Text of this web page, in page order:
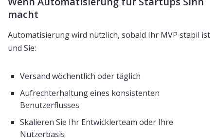
macht
Automatisierung wird nützlich, sobald Ihr MVP stabil ist
und Sie:
Versand wöchentlich oder täglich
Aufrechterhaltung eines konsistenten
Benutzerflusses
Skalieren Sie Ihr Entwicklerteam oder Ihre
Nutzerbasis